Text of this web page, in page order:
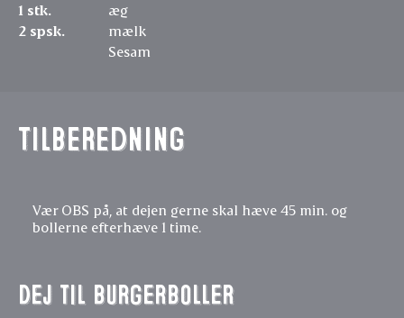
1 stk.
æg
2 spsk.
mælk
Sesam
Tilberedning
Vær OBS på, at dejen gerne skal hæve 45 min. og
bollerne efterhæve 1 time.
Dej til burgerboller